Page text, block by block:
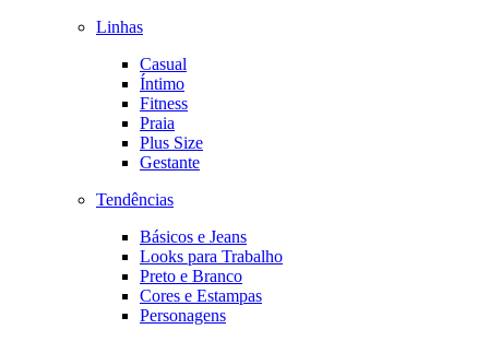
Linhas
Casual
Íntimo
Fitness
Praia
Plus Size
Gestante
Tendências
Básicos e Jeans
Looks para Trabalho
Preto e Branco
Cores e Estampas
Personagens